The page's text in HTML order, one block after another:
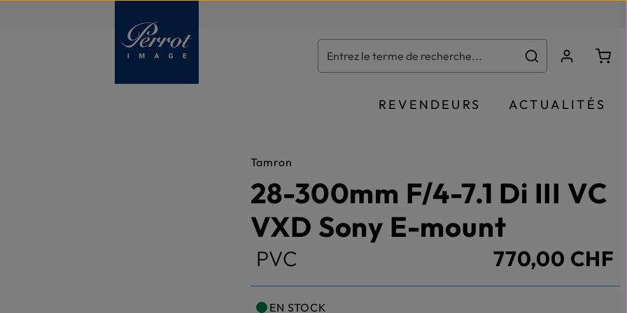
REVENDEURS ACTUALITÉS
Tamron
28-300mm F/4-7.1 Di III VC
VXD Sony E-mount
PVC 770,00 CHF
EN STOCK